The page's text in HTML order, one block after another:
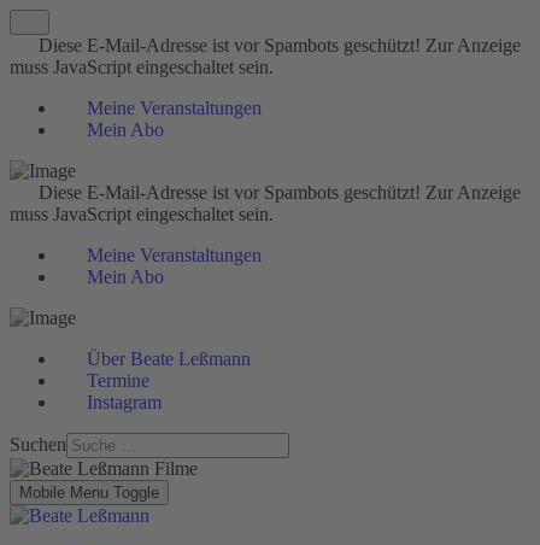
Diese E-Mail-Adresse ist vor Spambots geschützt! Zur Anzeige
muss JavaScript eingeschaltet sein.
Meine Veranstaltungen
Mein Abo
Diese E-Mail-Adresse ist vor Spambots geschützt! Zur Anzeige
muss JavaScript eingeschaltet sein.
Meine Veranstaltungen
Mein Abo
Über Beate Leßmann
Termine
Instagram
Suchen
Mobile Menu Toggle